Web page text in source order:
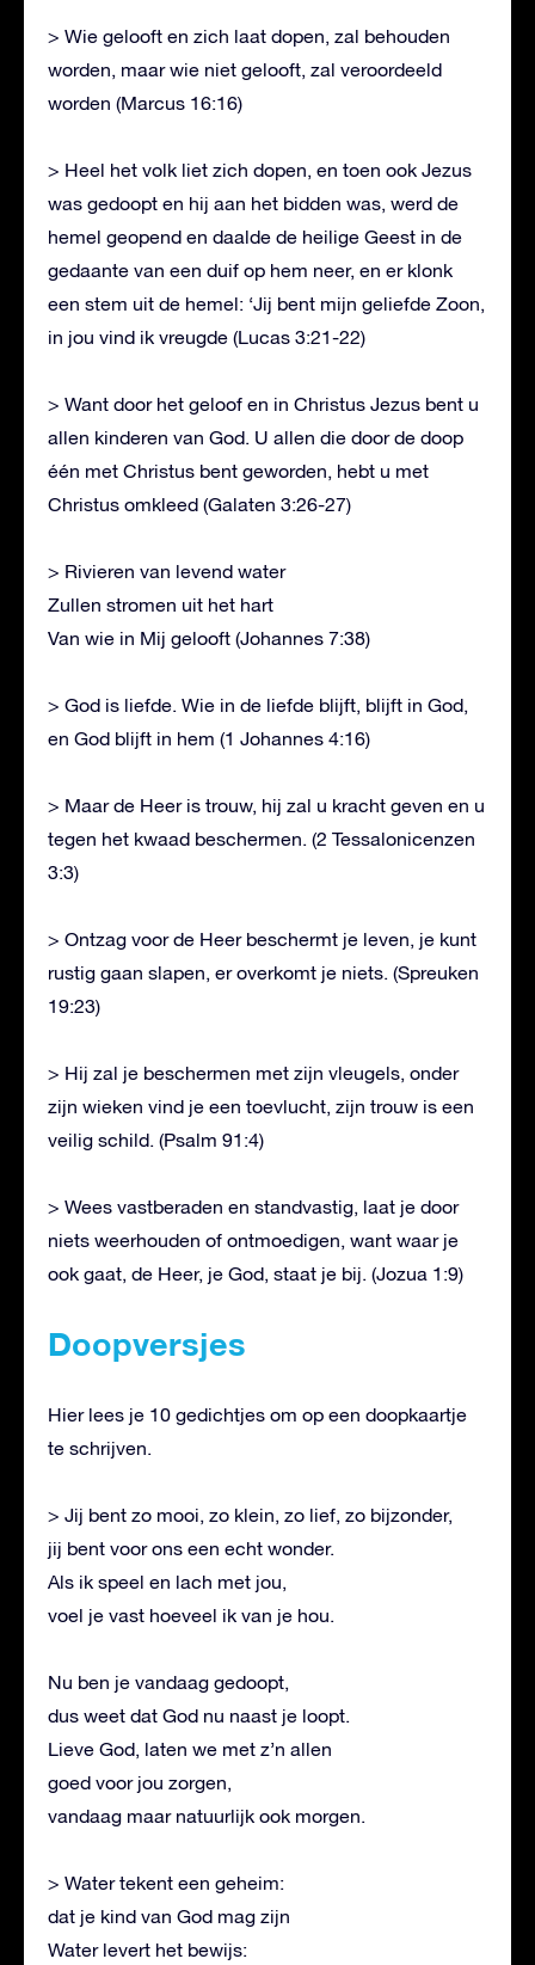
> Wie gelooft en zich laat dopen, zal behouden
worden, maar wie niet gelooft, zal veroordeeld
worden (Marcus 16:16)
> Heel het volk liet zich dopen, en toen ook Jezus
was gedoopt en hij aan het bidden was, werd de
hemel geopend en daalde de heilige Geest in de
gedaante van een duif op hem neer, en er klonk
een stem uit de hemel: ‘Jij bent mijn geliefde Zoon,
in jou vind ik vreugde (Lucas 3:21-22)
> Want door het geloof en in Christus Jezus bent u
allen kinderen van God. U allen die door de doop
één met Christus bent geworden, hebt u met
Christus omkleed (Galaten 3:26-27)
> Rivieren van levend water
Zullen stromen uit het hart
Van wie in Mij gelooft (Johannes 7:38)
> God is liefde. Wie in de liefde blijft, blijft in God,
en God blijft in hem (1 Johannes 4:16)
> Maar de Heer is trouw, hij zal u kracht geven en u
tegen het kwaad beschermen. (2 Tessalonicenzen
3:3)
> Ontzag voor de Heer beschermt je leven, je kunt
rustig gaan slapen, er overkomt je niets. (Spreuken
19:23)
> Hij zal je beschermen met zijn vleugels, onder
zijn wieken vind je een toevlucht, zijn trouw is een
veilig schild. (Psalm 91:4)
> Wees vastberaden en standvastig, laat je door
niets weerhouden of ontmoedigen, want waar je
ook gaat, de Heer, je God, staat je bij. (Jozua 1:9)
Doopversjes
Hier lees je 10 gedichtjes om op een doopkaartje
te schrijven.
> Jij bent zo mooi, zo klein, zo lief, zo bijzonder,
jij bent voor ons een echt wonder.
Als ik speel en lach met jou,
voel je vast hoeveel ik van je hou.
Nu ben je vandaag gedoopt,
dus weet dat God nu naast je loopt.
Lieve God, laten we met z’n allen
goed voor jou zorgen,
vandaag maar natuurlijk ook morgen.
> Water tekent een geheim:
dat je kind van God mag zijn
Water levert het bewijs: